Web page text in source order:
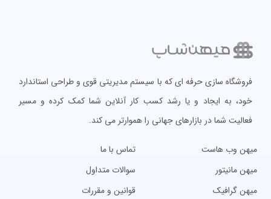
فروشگاه سازی حرفه ای که با سیستم مدیریتی قوی و طراحی استاندارد
خود، به ایجاد و یا رشد کسب کار آنلاین شما کمک کرده و مسیر
فعالیت شما در بازارهای جهانی را هموارتر می کند.
میهن وب هاست
میهن مانیتور
میهن گرافیک
تماس با ما
سوالات متداول
قوانین و مقررات